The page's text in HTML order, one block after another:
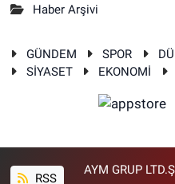
Haber Arşivi
GÜNDEM SPOR
SİYASET
EKONOMİ
RSS
AYM GRUP